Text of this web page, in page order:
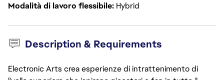
Modalità di lavoro flessibile Hybrid
Description & Requirements
Electronic Arts crea esperienze di intrattenimento di